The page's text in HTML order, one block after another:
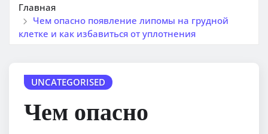
Главная
Чем опасно появление липомы на грудной
клетке и как избавиться от уплотнения
UNCATEGORISED
Чем опасно